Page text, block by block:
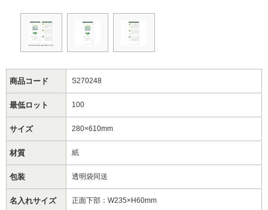
商品コード S270248
最低ロット 100
サイズ 280×610mm
材質 紙
包装 透明袋同送
名入れサイズ 正面下部：W235×H60mm